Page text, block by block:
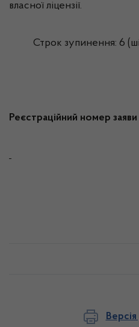
власної ліцензії.
Строк зупинення: 6
Реєстраційний номер